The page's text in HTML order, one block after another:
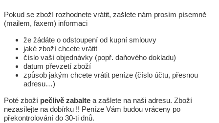
Pokud se zboží rozhodnete vrátit, zašlete nám prosím písemně
(mailem, faxem) informaci
že žádáte o odstoupení od kupní smlouvy
jaké zboží chcete vrátit
číslo vaší objednávky (popř. daňového dokladu)
datum převzetí zboží
způsob jakým chcete vrátit peníze (číslo účtu, přesnou
adresu…)
Poté zboží pečlivě zabalte a zašlete na naši adresu. Zboží
nezasílejte na dobírku !! Peníze Vám budou vráceny po
překontrolování do 30-ti dnů.